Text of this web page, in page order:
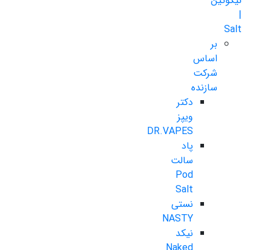
|
Salt
بر
اساس
شرکت
سازنده
دکتر
ویپز
DR.VAPES
پاد
سالت
Pod
Salt
نستی
NASTY
نیکد